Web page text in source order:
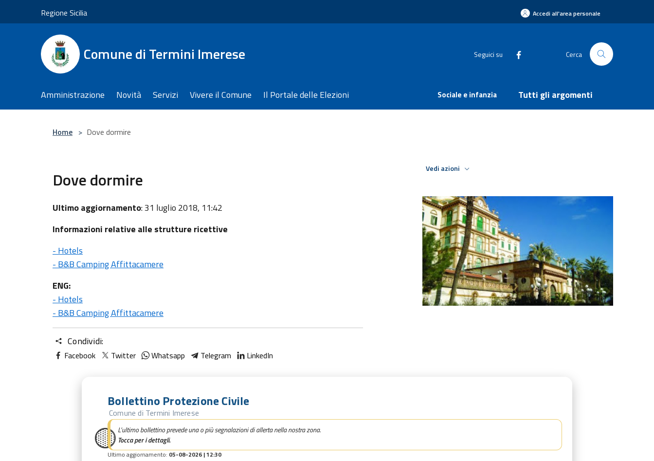
Regione Sicilia Accedi all'area personale
Comune di Termini Imerese Seguici su Cerca
Amministrazione Novità Servizi Vivere il Comune Il Portale delle Elezioni Sociale e infanzia Tutti gli argomenti
Home > Dove dormire
Dove dormire
Ultimo aggiornamento: 31 luglio 2018, 11:42
Informazioni relative alle strutture ricettive
- Hotels
- B&B Camping Affittacamere
ENG:
- Hotels
- B&B Camping Affittacamere
Condividi:
Facebook Twitter Whatsapp Telegram LinkedIn
Vedi azioni
🟡
Bollettino Protezione Civile
Comune di Termini Imerese
L’ultimo bollettino prevede una o più segnalazioni di allerta nella nostra zona.
Tocca per i dettagli.
Ultimo aggiornamento: 05-08-2026 | 12:30